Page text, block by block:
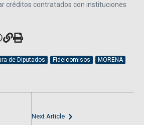
créditos contratados con instituciones
de Diputados Fideicomisos MORENA
Next Article